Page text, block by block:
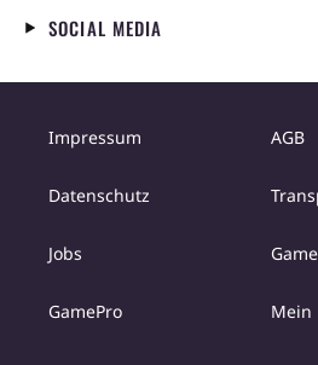
SOCIAL MEDIA
Impressum AGB
Datenschutz
Jobs
GamePro Mein